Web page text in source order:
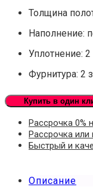
Толщина
Наполнение:
Уплотнение: 2
Фурнитура: 2
Купить в один
Рассрочка 0%
Рассрочка или
Быстрый и
Описание